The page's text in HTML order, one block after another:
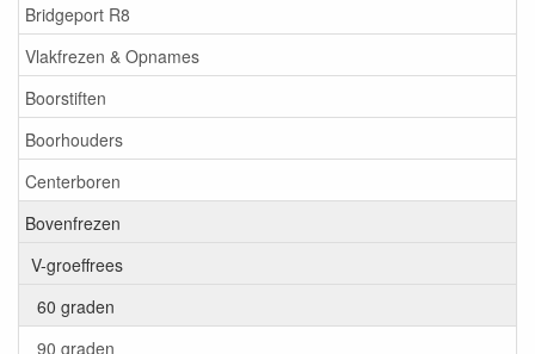
Bridgeport R8
Vlakfrezen & Opnames
Boorstiften
Boorhouders
Centerboren
Bovenfrezen
V-groeffrees
60 graden
90 graden